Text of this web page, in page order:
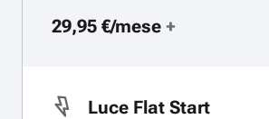
29,95 €/mese +
Luce Flat Start